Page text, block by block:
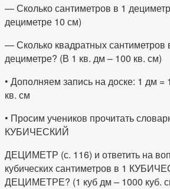
— Сколько сантиметров в 1
дециметре 10 см)
— Сколько квадратных сантиметров
дециметре? (В 1 кв. дм – 100 кв. см)
• Дополняем запись на доске: 1 дм =
кв. см
• Просим учеников прочитать
КУБИЧЕСКИЙ
ДЕЦИМЕТР (с. 116) и ответить на
кубических сантиметров в 1
ДЕЦИМЕТРЕ? (1 куб дм – 1000 куб.